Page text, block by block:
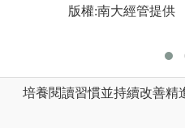
這種教學方式強調知識傳
版權:南大經管提供
培養閱讀習慣並持續改善精